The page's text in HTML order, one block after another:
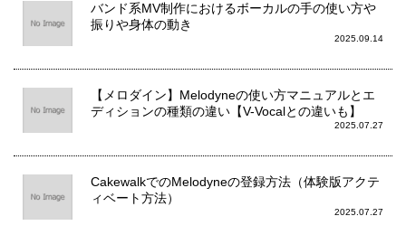
バンド系MV制作におけるボーカルの手の使い方や
振りや身体の動き
2025.09.14
【メロダイン】Melodyneの使い方マニュアルとエ
ディションの種類の違い【V-Vocalとの違いも】
2025.07.27
CakewalkでのMelodyneの登録方法（体験版アクテ
ィベート方法）
2025.07.27